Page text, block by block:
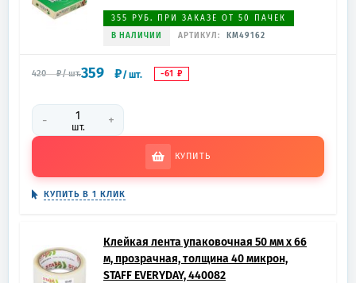
355 РУБ. ПРИ ЗАКАЗЕ ОТ 50 ПАЧЕК
В НАЛИЧИИ
АРТИКУЛ: KM49162
420 ₽/шт.359 ₽/шт. -61 ₽
- шт. +
КУПИТЬ
КУПИТЬ В 1 КЛИК
Клейкая лента упаковочная 50 мм x 66
м, прозрачная, толщина 40 микрон,
STAFF EVERYDAY, 440082